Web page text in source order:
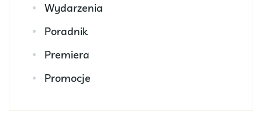
Wydarzenia
Poradnik
Premiera
Promocje